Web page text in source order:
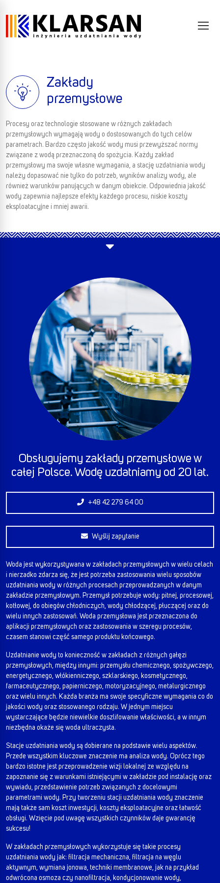
Zakłady
przemysłowe
Procesy oraz technologie stosowane w różnych zakładach
przemysłowych wymagają wody o dostosowanych do tych celów
parametrach. Bardzo często jakość wody musi przewyższać normy
związane z wodą przeznaczoną do spożycia. Każdy zakład
przemysłowy ma swoje własne wymagania, a stację uzdatniania wody
należy dopasować nie tylko do potrzeb, wyników analizy wody, ale
również warunków panujących w danym obiekcie. Odpowiednia jakość
wody zapewnia najlepsze efekty każdego procesu, niskie koszty
eksploatacyjne i mniej awarii.
Obsługujemy zakłady przemysłowe w
całej Polsce. Wodę uzdatniamy od 20 lat.
+48 42 279 64 00
Wyślij zapytanie
Woda jest wykorzystywana w zakładach przemysłowych w wielu celach
i nierzadko zdarza się, że jest potrzeba zastosowania wielu sposobów
uzdatniania wody w różnych procesach przeprowadzanych w danym
zakładzie przemysłowym. Przemysł potrzebuje wody: pitnej, procesowej,
kotłowej, do obiegów chłodniczych, wody chłodzącej, płuczącej oraz do
wielu innych zastosowań. Woda przemysłowa jest przeznaczona do
aplikacji przemysłowych oraz zastosowania w szeregu procesów,
czasem stanowi część samego produktu końcowego.
Uzdatnianie wody to konieczność w zakładach z różnych gałęzi
przemysłowych, między innymi: przemysłu chemicznego, spożywczego,
energetycznego, włókienniczego, szklarskiego, kosmetycznego,
farmaceutycznego, papierniczego, motoryzacyjnego, metalurgicznego
oraz wielu innych. Każda branża ma swoje specyficzne wymagania co do
jakości wody oraz stosowanego rodzaju. W jednym miejscu
wystarczające będzie niewielkie doszlifowanie właściwości, a w innym
niezbędna okaże się woda ultraczysta.
Stacje uzdatniania wody są dobierane na podstawie wielu aspektów.
Przede wszystkim kluczowe znaczenie ma analiza wody. Oprócz tego
bardzo istotne jest przeprowadzenie wizji lokalnej ze względu na
zapoznanie się z warunkami istniejącymi w zakładzie pod instalację oraz
wywiadu, przedstawienie potrzeb związanych z docelowymi
parametrami wody. Przy tworzeniu stacji uzdatniania wody znaczenie
mają także sam koszt inwestycji, koszty eksploatacyjne oraz łatwość
obsługi. Wzięcie pod uwagę wszystkich czynników daje gwarancję
sukcesu!
W zakładach przemysłowych wykorzystuje się takie procesy
uzdatniania wody jak: filtracja mechaniczna, filtracja na węglu
aktywnym, wymiana jonowa, techniki membranowe, jak na przykład
odwrócona osmoza czy nanofiltracja, kondycjonowanie wody,